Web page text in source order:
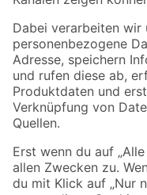
Folge uns
Zahlungsarten
Sicher einkaufen
Jetzt die toom-App